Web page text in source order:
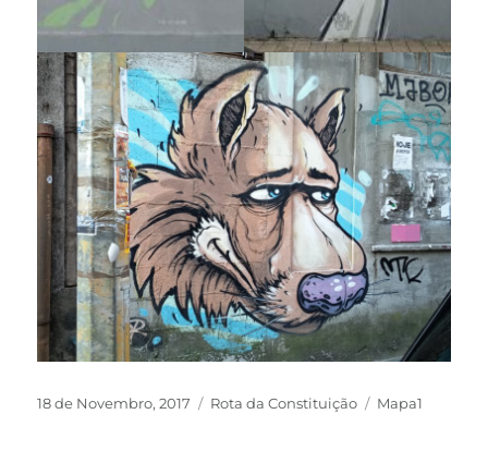
18 de Novembro, 2017 Rota da Constituição Mapa1